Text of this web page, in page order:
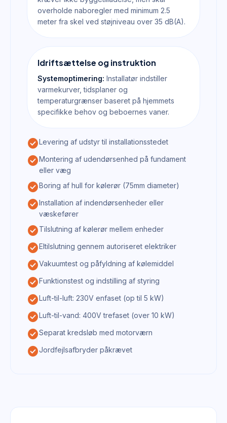
overholde naboregler med minimum 2.5
meter fra skel ved støjniveau over 35 dB(A).
Idriftsættelse og instruktion
Systemoptimering: Installatør indstiller
varmekurver, tidsplaner og
temperaturgrænser baseret på hjemmets
specifikke behov og beboernes vaner.
check_circleLevering af udstyr til installationsstedet
check_circleMontering af udendørsenhed på fundament
eller væg
check_circleBoring af hull for kølerør (75mm diameter)
check_circleInstallation af indendørsenheder eller
væskefører
check_circleTilslutning af kølerør mellem enheder
check_circleEltilslutning gennem autoriseret elektriker
check_circleVakuumtest og påfyldning af kølemiddel
check_circleFunktionstest og indstilling af styring
check_circleLuft-til-luft: 230V enfaset (op til 5 kW)
check_circleLuft-til-vand: 400V trefaset (over 10 kW)
check_circleSeparat kredsløb med motorværn
check_circleJordfejlsafbryder påkrævet